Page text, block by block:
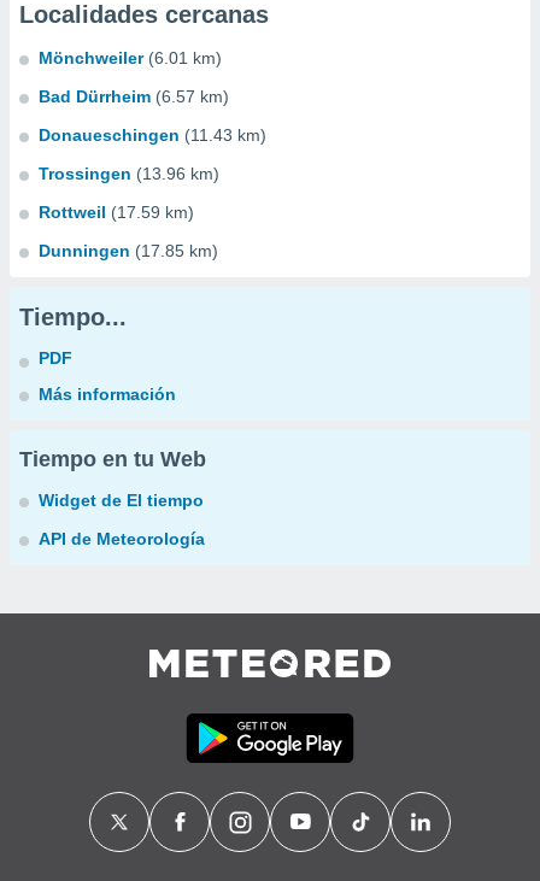
Localidades cercanas
Mönchweiler (6.01 km)
Bad Dürrheim (6.57 km)
Donaueschingen (11.43 km)
Trossingen (13.96 km)
Rottweil (17.59 km)
Dunningen (17.85 km)
Tiempo...
PDF
Más información
Tiempo en tu Web
Widget de El tiempo
API de Meteorología